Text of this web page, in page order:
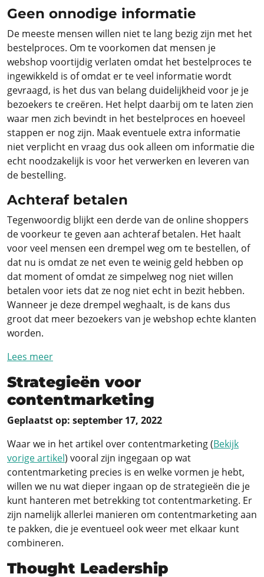
Geen onnodige informatie
De meeste mensen willen niet te lang bezig zijn met het
bestelproces. Om te voorkomen dat mensen je
webshop voortijdig verlaten omdat het bestelproces te
ingewikkeld is of omdat er te veel informatie wordt
gevraagd, is het dus van belang duidelijkheid voor je je
bezoekers te creëren. Het helpt daarbij om te laten zien
waar men zich bevindt in het bestelproces en hoeveel
stappen er nog zijn. Maak eventuele extra informatie
niet verplicht en vraag dus ook alleen om informatie die
echt noodzakelijk is voor het verwerken en leveren van
de bestelling.
Achteraf betalen
Tegenwoordig blijkt een derde van de online shoppers
de voorkeur te geven aan achteraf betalen. Het haalt
voor veel mensen een drempel weg om te bestellen, of
dat nu is omdat ze net even te weinig geld hebben op
dat moment of omdat ze simpelweg nog niet willen
betalen voor iets dat ze nog niet echt in bezit hebben.
Wanneer je deze drempel weghaalt, is de kans dus
groot dat meer bezoekers van je webshop echte klanten
worden.
Lees meer
Strategieën voor
contentmarketing
Geplaatst op: september 17, 2022
Waar we in het artikel over contentmarketing (Bekijk
vorige artikel) vooral zijn ingegaan op wat
contentmarketing precies is en welke vormen je hebt,
willen we nu wat dieper ingaan op de strategieën die je
kunt hanteren met betrekking tot contentmarketing. Er
zijn namelijk allerlei manieren om contentmarketing aan
te pakken, die je eventueel ook weer met elkaar kunt
combineren.
Thought Leadership